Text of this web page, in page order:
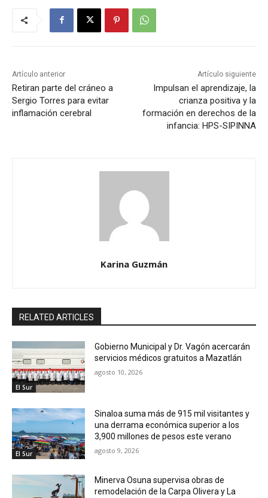
Artículo anterior
Retiran parte del cráneo a
Sergio Torres para evitar
inflamación cerebral
Artículo siguiente
Impulsan el aprendizaje, la
crianza positiva y la
formación en derechos de la
infancia: HPS-SIPINNA
Karina Guzmán
RELATED ARTICLES
El Sur
Gobierno Municipal y Dr. Vagón acercarán
servicios médicos gratuitos a Mazatlán
agosto 10, 2026
El Sur
Sinaloa suma más de 915 mil visitantes y
una derrama económica superior a los
3,900 millones de pesos este verano
agosto 9, 2026
Minerva Osuna supervisa obras de
remodelación de la Carpa Olivera y La